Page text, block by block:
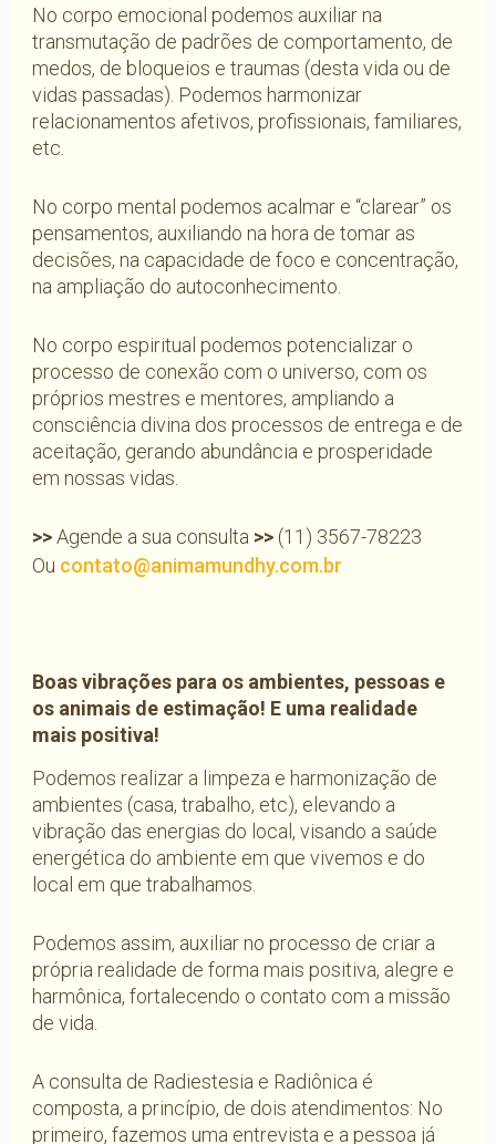
No corpo emocional podemos auxiliar na
transmutação de padrões de comportamento, de
medos, de bloqueios e traumas (desta vida ou de
vidas passadas). Podemos harmonizar
relacionamentos afetivos, profissionais, familiares,
etc.
No corpo mental podemos acalmar e “clarear” os
pensamentos, auxiliando na hora de tomar as
decisões, na capacidade de foco e concentração,
na ampliação do autoconhecimento.
No corpo espiritual podemos potencializar o
processo de conexão com o universo, com os
próprios mestres e mentores, ampliando a
consciência divina dos processos de entrega e de
aceitação, gerando abundância e prosperidade
em nossas vidas.
>>Agende a sua consulta >>(11) 3567-78223
Ou contato@animamundhy.com.br
Boas vibrações para os ambientes, pessoas e
os animais de estimação! E uma realidade
mais positiva!
Podemos realizar a limpeza e harmonização de
ambientes (casa, trabalho, etc), elevando a
vibração das energias do local, visando a saúde
energética do ambiente em que vivemos e do
local em que trabalhamos.
Podemos assim, auxiliar no processo de criar a
própria realidade de forma mais positiva, alegre e
harmônica, fortalecendo o contato com a missão
de vida.
A consulta de Radiestesia e Radiônica é
composta, a princípio, de dois atendimentos: No
primeiro, fazemos uma entrevista e a pessoa já